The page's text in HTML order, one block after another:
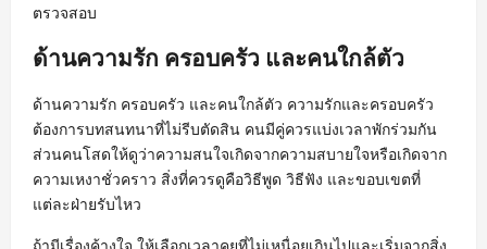
ตรวจสอบ
ด้านความรัก ครอบครัว และคนใกล้ตัว
ด้านความรัก ครอบครัว และคนใกล้ตัว ความรักและครอบครัว
ต้องการบทสนทนาที่ไม่รีบตัดสิน คนมีคู่ควรแบ่งเวลาพักร่วมกัน
ส่วนคนโสดให้ดูว่าความสนใจเกิดจากความสบายใจหรือเกิดจาก
ความเหงาชั่วคราว สิ่งที่ควรดูคือวิธีพูด วิธีฟัง และขอบเขตที่
แต่ละฝ่ายรับไหว